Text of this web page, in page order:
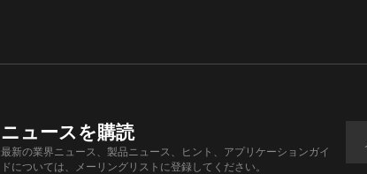
ニュースを購読
最新の業界ニュース、製品ニュース、ヒント、アプリケーションガイ
ドについては、メーリングリストに登録してください。